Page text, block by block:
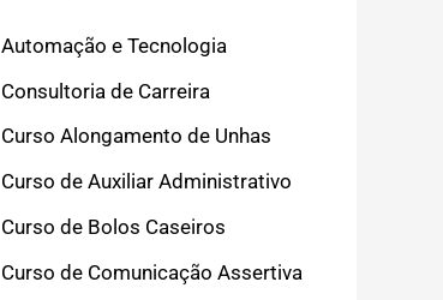
Automação e Tecnologia
Consultoria de Carreira
Curso Alongamento de Unhas
Curso de Auxiliar Administrativo
Curso de Bolos Caseiros
Curso de Comunicação Assertiva